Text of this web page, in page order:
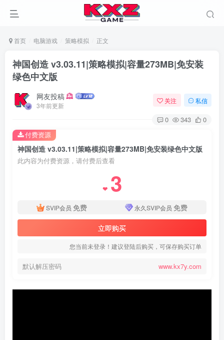
首页 电脑游戏 策略模拟 正文
神国创造 v3.03.11|策略模拟|容量273MB|免安装
绿色中文版
网友投稿
3年前更新
关注 私信
0 343 0
神国创造 v3.03.11|策略模拟|容量273MB|免安装绿色中文版
此内容为付费资源，请付费后查看
❤ 3
SVIP会员 免费 永久SVIP会员 免费
立即购买
您当前未登录！建议登陆后购买，可保存购买订单
默认解压密码 www.kx7y.com
付费资源